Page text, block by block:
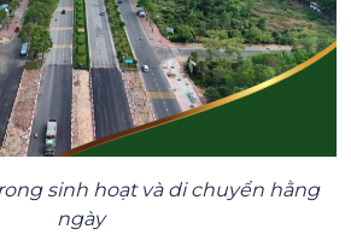
sinh hoạt và di chuyển hằng
ngày